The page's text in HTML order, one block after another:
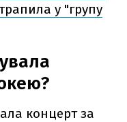
у "групу
концерт за